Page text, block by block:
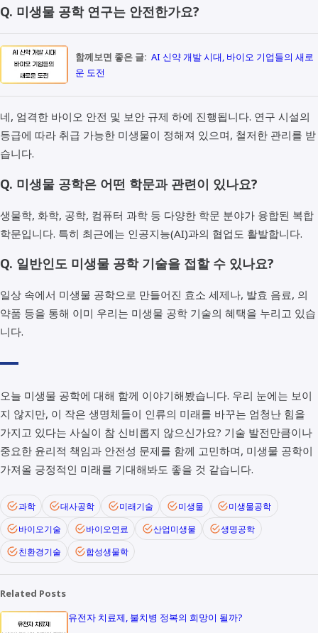
Q. 미생물 공학 연구는 안전한가요?
함께보면 좋은 글: AI 신약 개발 시대, 바이오 기업들의 새로
운 도전
네, 엄격한 바이오 안전 및 보안 규제 하에 진행됩니다. 연구 시설의
등급에 따라 취급 가능한 미생물이 정해져 있으며, 철저한 관리를 받
습니다.
Q. 미생물 공학은 어떤 학문과 관련이 있나요?
생물학, 화학, 공학, 컴퓨터 과학 등 다양한 학문 분야가 융합된 복합
학문입니다. 특히 최근에는 인공지능(AI)과의 협업도 활발합니다.
Q. 일반인도 미생물 공학 기술을 접할 수 있나요?
일상 속에서 미생물 공학으로 만들어진 효소 세제나, 발효 음료, 의
약품 등을 통해 이미 우리는 미생물 공학 기술의 혜택을 누리고 있습
니다.
오늘 미생물 공학에 대해 함께 이야기해봤습니다. 우리 눈에는 보이
지 않지만, 이 작은 생명체들이 인류의 미래를 바꾸는 엄청난 힘을
가지고 있다는 사실이 참 신비롭지 않으신가요? 기술 발전만큼이나
중요한 윤리적 책임과 안전성 문제를 함께 고민하며, 미생물 공학이
가져올 긍정적인 미래를 기대해봐도 좋을 것 같습니다.
과학 대사공학 미래기술 미생물
미생물공학
바이오기술
바이오연료 산업미생물
생명공학
친환경기술
합성생물학
Related Posts
유전자 치료제, 불치병 정복의 희망이 될까?